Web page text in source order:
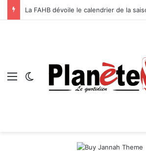
La FAHB dévoile le calendrier de la
Menu Switch skin